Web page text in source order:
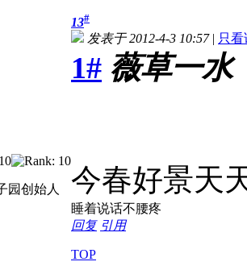
13#
发表于 2012-4-3 10:57| 只
1# 薇草一水
今春好景天
睡着说话不腰疼
回复 引用
TOP